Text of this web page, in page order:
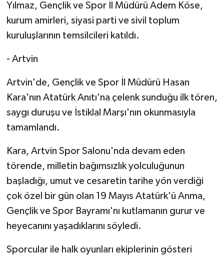
Yılmaz, Gençlik ve Spor İl Müdürü Adem Köse,
kurum amirleri, siyasi parti ve sivil toplum
kuruluşlarının temsilcileri katıldı.
- Artvin
Artvin'de, Gençlik ve Spor İl Müdürü Hasan
Kara'nın Atatürk Anıtı'na çelenk sunduğu ilk tören,
saygı duruşu ve İstiklal Marşı'nın okunmasıyla
tamamlandı.
Kara, Artvin Spor Salonu'nda devam eden
törende, milletin bağımsızlık yolculuğunun
başladığı, umut ve cesaretin tarihe yön verdiği
çok özel bir gün olan 19 Mayıs Atatürk'ü Anma,
Gençlik ve Spor Bayramı'nı kutlamanın gurur ve
heyecanını yaşadıklarını söyledi.
Sporcular ile halk oyunları ekiplerinin gösteri